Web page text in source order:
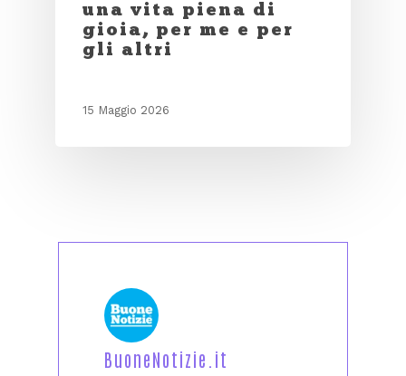
una vita piena di
gioia, per me e per
gli altri
15 Maggio 2026
BuoneNotizie.it